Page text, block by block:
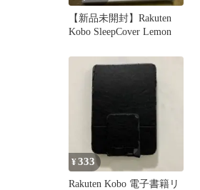
【新品未開封】Rakuten
Kobo SleepCover Lemon
¥333
Rakuten Kobo 電子書籍リ